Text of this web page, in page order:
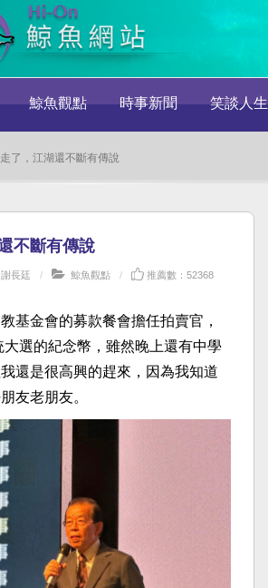
鯨魚觀點 時事新聞 笑談人生
了，江湖還不斷有傳說
不斷有傳說
謝長廷 鯨魚觀點 推薦數：52368
基金會的募款餐會擔任拍賣官，
選的紀念幣，雖然晚上還有中學
還是很高興的趕來，因為我知道
友老朋友。